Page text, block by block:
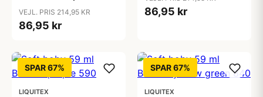
VEJL. PRIS 214,95 KR
86,95 kr
86,95 kr
SPAR 67%
LIQUITEX
SPAR 67%
LIQUITEX